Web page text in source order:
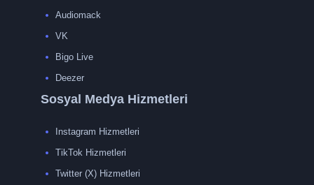
Audiomack
VK
Bigo Live
Deezer
Sosyal Medya Hizmetleri
Instagram Hizmetleri
TikTok Hizmetleri
Twitter (X) Hizmetleri